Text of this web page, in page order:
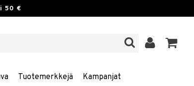
50 €
Tuotemerkkejä Kampanjat